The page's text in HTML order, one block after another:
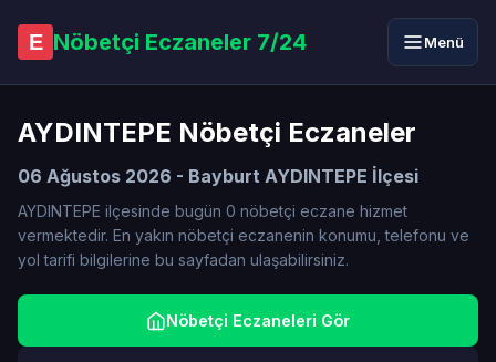
E Nöbetçi Eczaneler 7/24 Menü
AYDINTEPE Nöbetçi Eczaneler
06 Ağustos 2026 - Bayburt AYDINTEPE İlçesi
AYDINTEPE ilçesinde bugün 0 nöbetçi eczane hizmet
vermektedir. En yakın nöbetçi eczanenin konumu, telefonu ve
yol tarifi bilgilerine bu sayfadan ulaşabilirsiniz.
Nöbetçi Eczaneleri Gör